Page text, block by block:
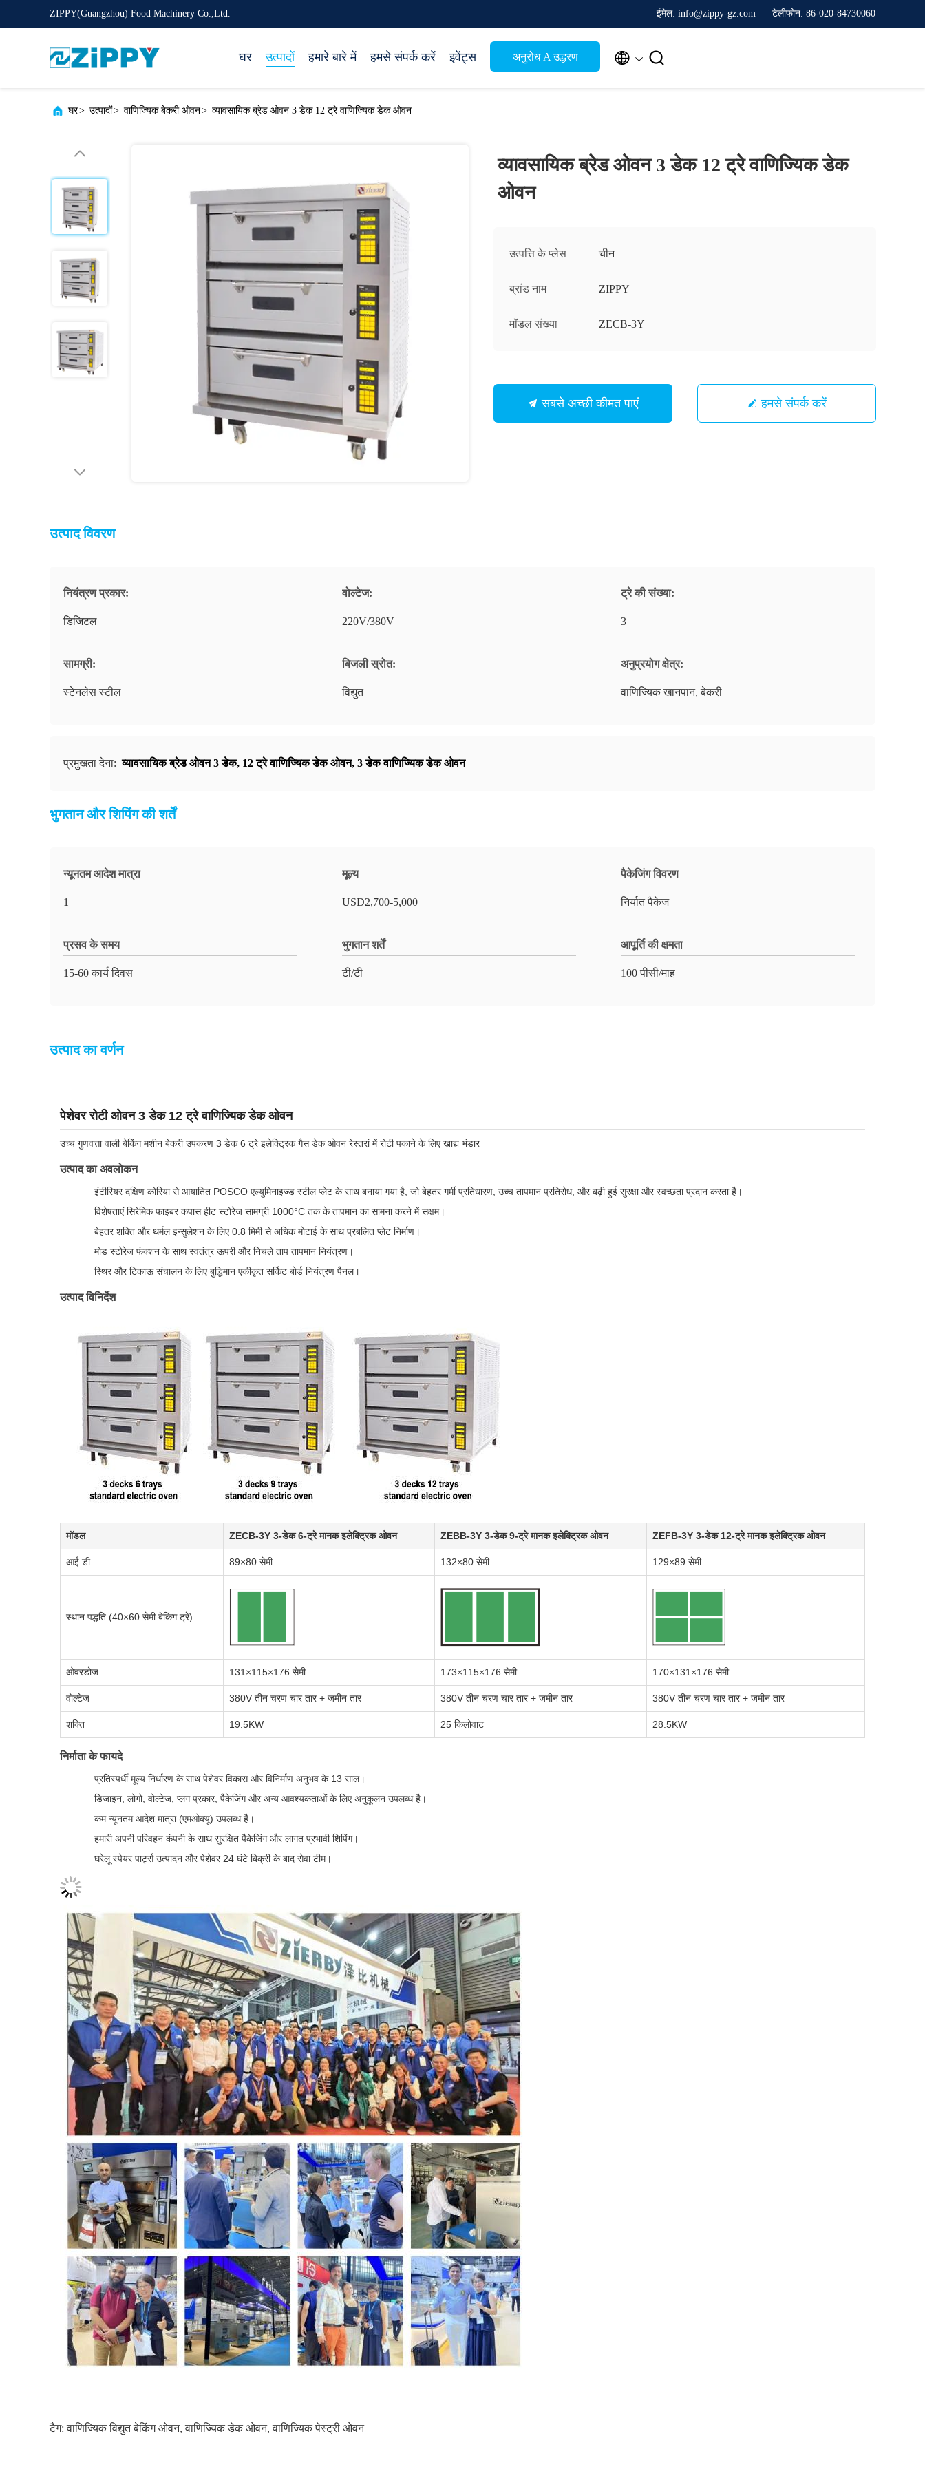
ZIPPY(Guangzhou) Food Machinery Co.,Ltd. ईमेल: info@zippy-gz.com टेलीफोन: 86-020-84730060
घर उत्पादों हमारे बारे में हमसे संपर्क करें इवेंट्स अनुरोध A उद्धरण  
घर> उत्पादों> वाणिज्यिक बेकरी ओवन> व्यावसायिक ब्रेड ओवन 3 डेक 12 ट्रे वाणिज्यिक डेक ओवन
व्यावसायिक ब्रेड ओवन 3 डेक 12 ट्रे वाणिज्यिक डेक
ओवन
उत्पत्ति के प्लेस चीन
ब्रांड नाम ZIPPY
मॉडल संख्या ZECB-3Y
सबसे अच्छी कीमत पाएं हमसे संपर्क करें
उत्पाद विवरण
नियंत्रण प्रकार:
डिजिटल
वोल्टेज:
220V/380V
ट्रे की संख्या:
3
सामग्री:
स्टेनलेस स्टील
बिजली स्रोत:
विद्युत
अनुप्रयोग क्षेत्र:
वाणिज्यिक खानपान, बेकरी
प्रमुखता देना: व्यावसायिक ब्रेड ओवन 3 डेक, 12 ट्रे वाणिज्यिक डेक ओवन, 3 डेक वाणिज्यिक डेक ओवन
भुगतान और शिपिंग की शर्तें
न्यूनतम आदेश मात्रा
1
मूल्य
USD2,700-5,000
पैकेजिंग विवरण
निर्यात पैकेज
प्रसव के समय
15-60 कार्य दिवस
भुगतान शर्तें
टी/टी
आपूर्ति की क्षमता
100 पीसी/माह
उत्पाद का वर्णन
पेशेवर रोटी ओवन 3 डेक 12 ट्रे वाणिज्यिक डेक ओवन
उच्च गुणवत्ता वाली बेकिंग मशीन बेकरी उपकरण 3 डेक 6 ट्रे इलेक्ट्रिक गैस डेक ओवन रेस्तरां में रोटी पकाने के लिए खाद्य भंडार
उत्पाद का अवलोकन
इंटीरियर दक्षिण कोरिया से आयातित POSCO एल्युमिनाइज्ड स्टील प्लेट के साथ बनाया गया है, जो बेहतर गर्मी प्रतिधारण, उच्च तापमान प्रतिरोध, और बढ़ी हुई सुरक्षा और स्वच्छता प्रदान करता है।
विशेषताएं सिरेमिक फाइबर कपास हीट स्टोरेज सामग्री 1000°C तक के तापमान का सामना करने में सक्षम।
बेहतर शक्ति और थर्मल इन्सुलेशन के लिए 0.8 मिमी से अधिक मोटाई के साथ प्रबलित प्लेट निर्माण।
मोड स्टोरेज फंक्शन के साथ स्वतंत्र ऊपरी और निचले ताप तापमान नियंत्रण।
स्थिर और टिकाऊ संचालन के लिए बुद्धिमान एकीकृत सर्किट बोर्ड नियंत्रण पैनल।
उत्पाद विनिर्देश
मॉडल ZECB-3Y 3-डेक 6-ट्रे मानक इलेक्ट्रिक ओवन ZEBB-3Y 3-डेक 9-ट्रे मानक इलेक्ट्रिक ओवन ZEFB-3Y 3-डेक 12-ट्रे मानक इलेक्ट्रिक ओवन
आई.डी. 89×80 सेमी 132×80 सेमी 129×89 सेमी
स्थान पद्धति (40×60 सेमी बेकिंग ट्रे)
ओवरडोज 131×115×176 सेमी 173×115×176 सेमी 170×131×176 सेमी
वोल्टेज 380V तीन चरण चार तार + जमीन तार 380V तीन चरण चार तार + जमीन तार 380V तीन चरण चार तार + जमीन तार
शक्ति 19.5KW 25 किलोवाट 28.5KW
निर्माता के फायदे
प्रतिस्पर्धी मूल्य निर्धारण के साथ पेशेवर विकास और विनिर्माण अनुभव के 13 साल।
डिजाइन, लोगो, वोल्टेज, प्लग प्रकार, पैकेजिंग और अन्य आवश्यकताओं के लिए अनुकूलन उपलब्ध है।
कम न्यूनतम आदेश मात्रा (एमओक्यू) उपलब्ध है।
हमारी अपनी परिवहन कंपनी के साथ सुरक्षित पैकेजिंग और लागत प्रभावी शिपिंग।
घरेलू स्पेयर पार्ट्स उत्पादन और पेशेवर 24 घंटे बिक्री के बाद सेवा टीम।
टैग:वाणिज्यिक विद्युत बेकिंग ओवन, वाणिज्यिक डेक ओवन, वाणिज्यिक पेस्ट्री ओवन